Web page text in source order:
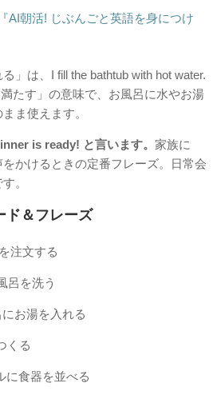
『AI朝活! じぶんごと英語を身につけ
」は、I fill the bathtub with hot water.
満たす」の意味で、お風呂に水やお湯
ま使えます。
is ready! と言います。 家族に
をかけるときの定番フレーズ。日常会
。
ド＆フレーズ
注文する
呂を洗う
お湯を入れる
くる
に食器を並べる